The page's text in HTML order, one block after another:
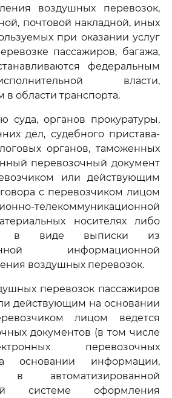
воздушных перевозок,
почтовой накладной, иных
при оказании услуг
пассажиров, багажа,
федеральным
власти,
области транспорта.
суда, органов прокуратуры,
дел, судебного пристава-
органов, таможенных
перевозочный документ
или действующим
с перевозчиком лицом
телекоммуникационной
носителях либо
в виде выписки из
информационной
воздушных перевозок.
перевозок пассажиров
действующим на основании
лицом ведется
документов (в том числе
перевозочных
основании информации,
в автоматизированной
системе оформления